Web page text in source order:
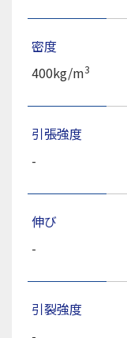
密度
400kg/m3
引張強度
-
伸び
-
引裂強度